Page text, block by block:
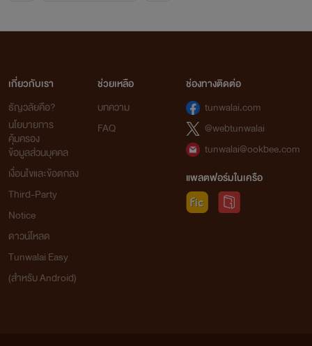
เกี่ยวกับเรา
ธัญวลัยคือ?
นโยบายการ
คุ้มครอง
ข้อมูลส่วนบุคคล
เงื่อนไขและข้อตกลง
Third-Party
Notice
ดาวน์โหลด
Tunwalai Easy
(สำหรับ Android)
ช่วยเหลือ
บทความ
FAQ
ช่องทางติดต่อ
tunwalai.com
@webtunwalai
tunwalai@ookbee.com
แพลตฟอร์มในเครือ